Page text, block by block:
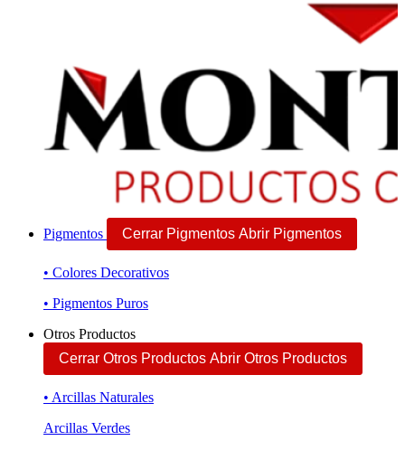
Pigmentos Cerrar Pigmentos Abrir Pigmentos
• Colores Decorativos
• Pigmentos Puros
Otros Productos
Cerrar Otros Productos Abrir Otros Productos
• Arcillas Naturales
Arcillas Verdes